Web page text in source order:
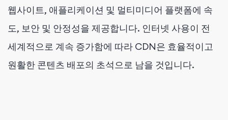
웹사이트, 애플리케이션 및 멀티미디어 플랫폼에 속
도, 보안 및 안정성을 제공합니다. 인터넷 사용이 전
세계적으로 계속 증가함에 따라 CDN은 효율적이고
원활한 콘텐츠 배포의 초석으로 남을 것입니다.